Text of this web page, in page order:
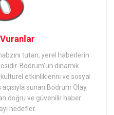
tutan, yerel haberlerin
Bodrum'un dinamik
etkinliklerini ve sosyal
sunan Bodrum Olay,
doğru ve güvenilir haber
hedefler.